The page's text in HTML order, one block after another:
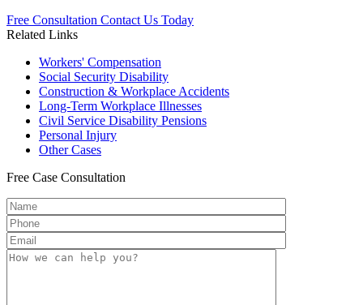
Free Consultation Contact Us Today
Related Links
Workers' Compensation
Social Security Disability
Construction & Workplace Accidents
Long-Term Workplace Illnesses
Civil Service Disability Pensions
Personal Injury
OtherCases
Free Case Consultation